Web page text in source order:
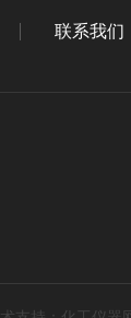
联系我们